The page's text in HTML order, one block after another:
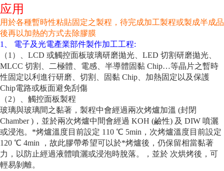
应用
用於各種暫時性粘貼固定之製程，待完成加工製程或製成半成品
後再以加熱的方式去除膠膜
1、 電子及光電產業部件製作加工工程:
（1）、LCD 或觸控面板玻璃研磨拋光、LED 切割研磨拋光、
MLCC 切割、二極體、電感、半導體固黏 Chip…等晶片之暫時
性固定以利進行研磨、切割、固黏 Chip、加熱固定以及保護
Chip電路或板面避免刮傷
（2）、觸控面板製程
玻璃與玻璃間之黏著，製程中會經過兩次烤爐加溫 (封閉
Chamber )，並於兩次烤爐中間會經過 KOH (鹼性) 及 DIW 噴灑
或浸泡。*烤爐溫度目前設定 110 ℃ 5min，次烤爐溫度目前設定
120 ℃ 4min ，故此膠帶希望可以於*烤爐後，仍保留相當黏著
力，以防止經過液體噴灑或浸泡時脫落。，並於 次烘烤後，可
輕易剝離。